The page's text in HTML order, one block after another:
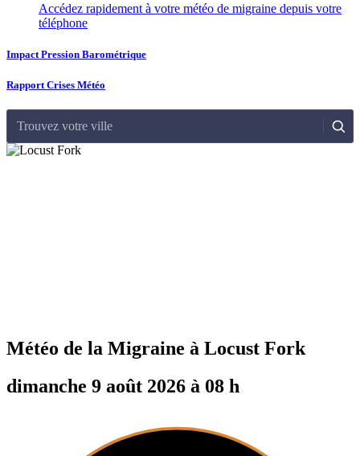
Accédez rapidement à votre météo de migraine depuis votre
téléphone
Impact Pression Barométrique
Rapport Crises Météo
Trouvez votre ville
Météo de la Migraine à Locust Fork
dimanche 9 août 2026 à 08 h